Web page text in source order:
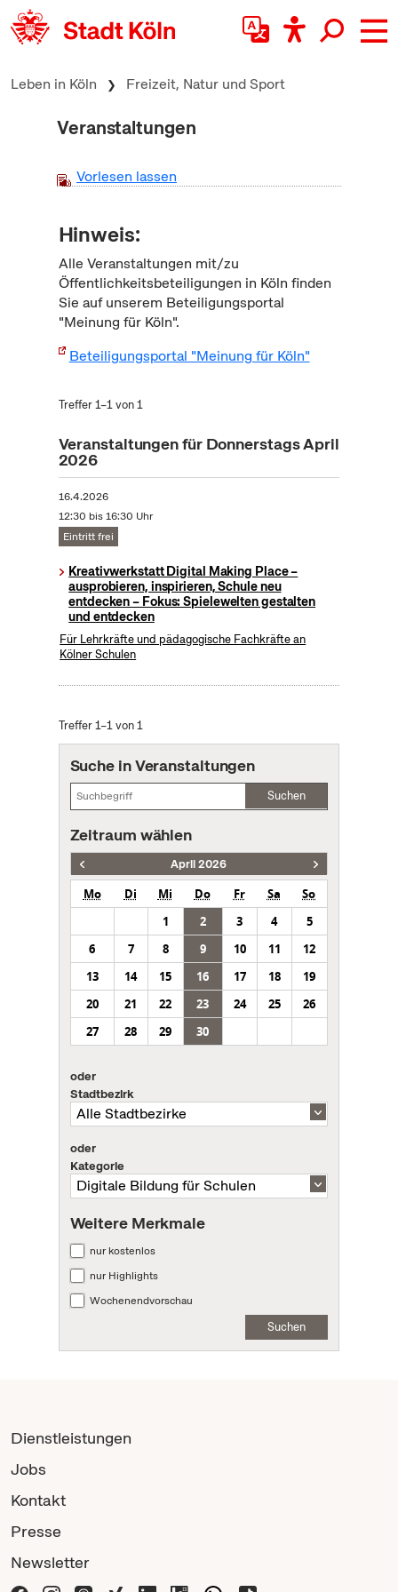
zum Inhalt springen
Leben in Köln Freizeit, Natur und Sport
Veranstaltungen
Vorlesen lassen
Hinweis:
Alle Veranstaltungen mit/zu
Öffentlichkeitsbeteiligungen in Köln finden
Sie auf unserem Beteiligungsportal
"Meinung für Köln".
Beteiligungsportal "Meinung für Köln"
Treffer 1–1 von 1
Veranstaltungen für Donnerstags April
2026
16.4.2026
12:30 bis 16:30 Uhr
Eintritt frei
Kreativwerkstatt Digital Making Place –
ausprobieren, inspirieren, Schule neu
entdecken – Fokus: Spielewelten gestalten
und entdecken
Für Lehrkräfte und pädagogische Fachkräfte an
Kölner Schulen
Treffer 1–1 von 1
Suche in Veranstaltungen
Suchen
Zeitraum wählen
April 2026
Mo Di Mi Do Fr Sa
So
1
2 3 4
5
6
7 8 9 10 11
12
13
14 15 16 17 18
19
20
21 22 23 24 25
26
27
28 29 30
oder
Stadtbezirk
oder
Kategorie
Weitere Merkmale
nur kostenlos
nur Highlights
Wochenendvorschau
Suchen
Dienstleistungen
Jobs
Kontakt
Presse
Newsletter